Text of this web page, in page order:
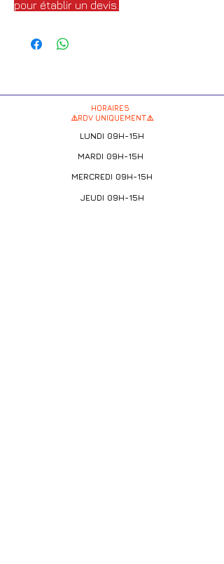
pour établir un devis.
LUNDI 09H-15H
HORAIRES
⚠️RDV UNIQUEMENT⚠️
MARDI 09H-15H
MERCREDI 09H-15H
JEUDI 09H-15H